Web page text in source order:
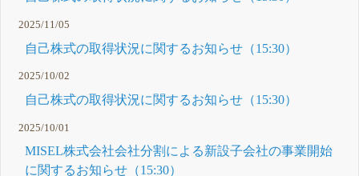
2025/11/05
自己株式の取得状況に関するお知らせ（15:30）
2025/10/02
自己株式の取得状況に関するお知らせ（15:30）
2025/10/01
MISEL株式会社会社分割による新設子会社の事業開始
に関するお知らせ（15:30）